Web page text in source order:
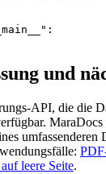
:
und
API, die die
leere Seite.